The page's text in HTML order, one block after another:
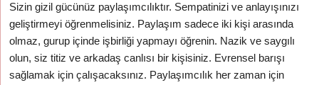
Sizin gizil gücünüz paylaşımcılıktır. Sempatinizi ve anlayışınızı
geliştirmeyi öğrenmelisiniz. Paylaşım sadece iki kişi arasında
olmaz, gurup içinde işbirliği yapmayı öğrenin. Nazik ve saygılı
olun, siz titiz ve arkadaş canlısı bir kişisiniz. Evrensel barışı
sağlamak için çalışacaksınız. Paylaşımcılık her zaman için